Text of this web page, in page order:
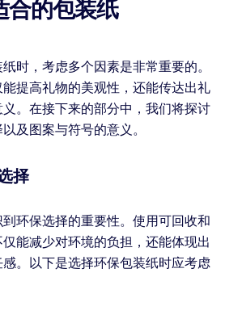
合的包装纸
时，考虑多个因素是非常重要的。
提高礼物的美观性，还能传达出礼
。在接下来的部分中，我们将探讨
及图案与符号的意义。
择
环保选择的重要性。使用可回收和
能减少对环境的负担，还能体现出
。以下是选择环保包装纸时应考虑